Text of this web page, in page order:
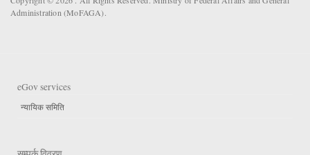
Administration (MoFAGA).
eGov services
न्यायिक समिति